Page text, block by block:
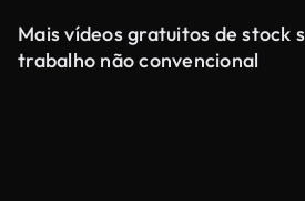
Mais vídeos gratuitos de stock
trabalho não convencional